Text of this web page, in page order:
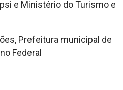
e Ministério do Turismo e
Prefeitura municipal de
Federal